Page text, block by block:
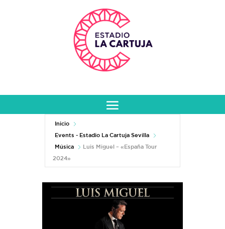
Inicio
Events - Estadio La Cartuja Sevilla
Música
Luis Miguel – «España Tour
2024»